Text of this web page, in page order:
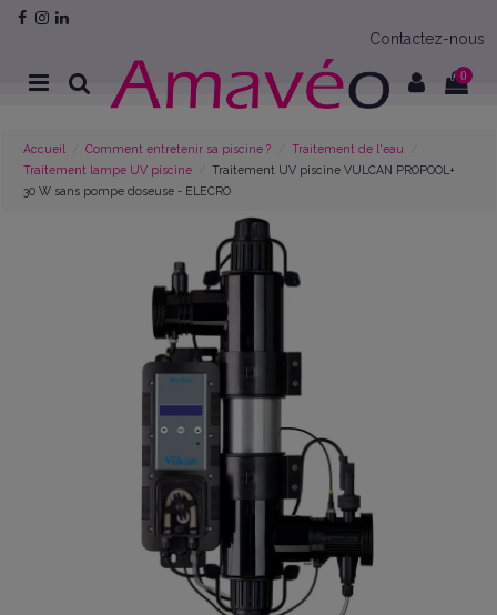
Contactez-nous
0
Accueil Comment entretenir sa piscine ?
Traitement de l'eau
Traitement lampe UV piscine
Traitement UV piscine VULCAN PROPOOL+
30 W sans pompe doseuse - ELECRO